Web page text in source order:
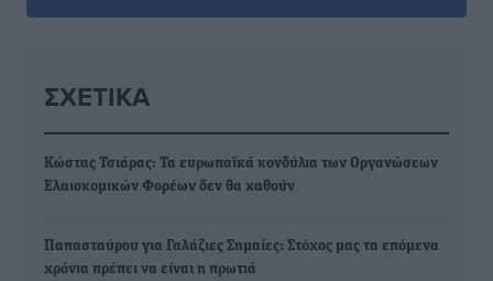
ΣΧΕΤΙΚΆ
Κώστας Τσιάρας: Τα ευρωπαϊκά κονδύλια των Οργανώσεων
Ελαιοκομικών Φορέων δεν θα χαθούν
Παπασταύρου για Γαλάζιες Σημαίες: Στόχος μας τα επόμενα
χρόνια πρέπει να είναι η πρωτιά